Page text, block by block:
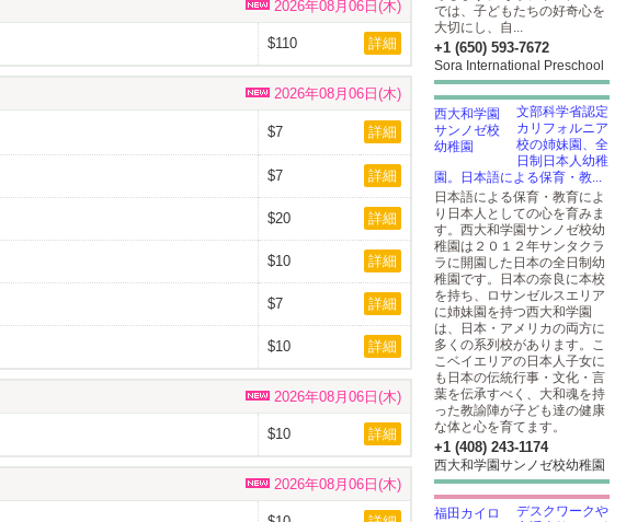
2026年08月06日(木)
$110 詳細
2026年08月06日(木)
$7 詳細
$7 詳細
$20 詳細
$10 詳細
$7 詳細
$10 詳細
2026年08月06日(木)
$10 詳細
2026年08月06日(木)
では、子どもたちの好奇心を
大切にし、自...
+1 (650) 593-7672
Sora International Preschool
文部科学省認定
カリフォルニア
校の姉妹園、全
日制日本人幼稚
園。日本語による保育・教...
日本語による保育・教育によ
り日本人としての心を育みま
す。西大和学園サンノゼ校幼
稚園は２０１２年サンタクラ
ラに開園した日本の全日制幼
稚園です。日本の奈良に本校
を持ち、ロサンゼルスエリア
に姉妹園を持つ西大和学園
は、日本・アメリカの両方に
多くの系列校があります。こ
こベイエリアの日本人子女に
も日本の伝統行事・文化・言
葉を伝承すべく、大和魂を持
った教諭陣が子ども達の健康
な体と心を育てます。
+1 (408) 243-1174
西大和学園サンノゼ校幼稚園
デスクワークや